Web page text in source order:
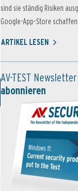
sind sie ständig Risiken
Google-App-Store
ARTIKEL LESEN
AV-TEST Newsletter
abonnieren